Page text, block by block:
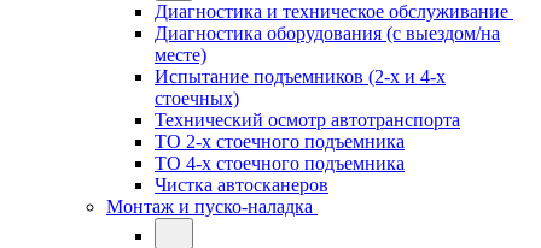
Диагностика и техническое обслуживание
Диагностика оборудования (с выездом/на
месте)
Испытание подъемников (2-х и 4-х
стоечных)
Технический осмотр автотранспорта
ТО 2-х стоечного подъемника
ТО 4-х стоечного подъемника
Чистка автосканеров
Монтаж и пуско-наладка